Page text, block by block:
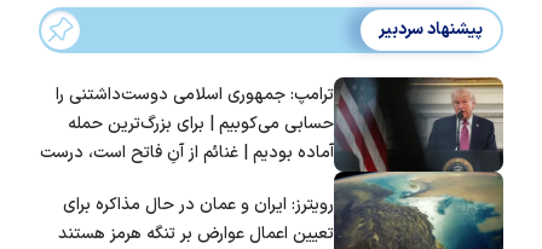
پیشنهاد سردبیر
ترامپ: جمهوری اسلامی دوست‌داشتنی را
حسابی می‌کوبیم | برای بزرگ‌ترین حمله
آماده بودیم | غنائم از آنِ فاتح است، درست
رویترز: ایران و عمان در حال مذاکره برای
تعیین اعمال عوارض بر تنگه هرمز هستند